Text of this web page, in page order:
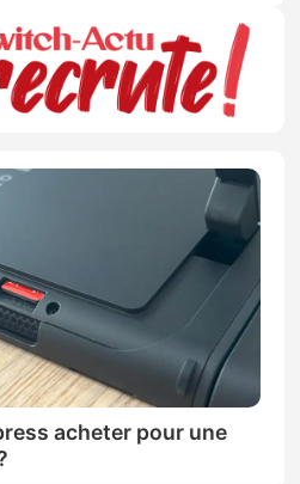
acheter pour une